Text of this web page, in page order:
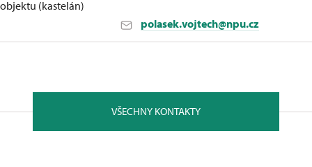
(kastelán)
polasek.vojtech@npu.cz
filozoficko-přírodovědecké fakulty Slezské
VŠECHNY KONTAKTY